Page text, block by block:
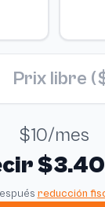
$10/mes
$3.40
reducción